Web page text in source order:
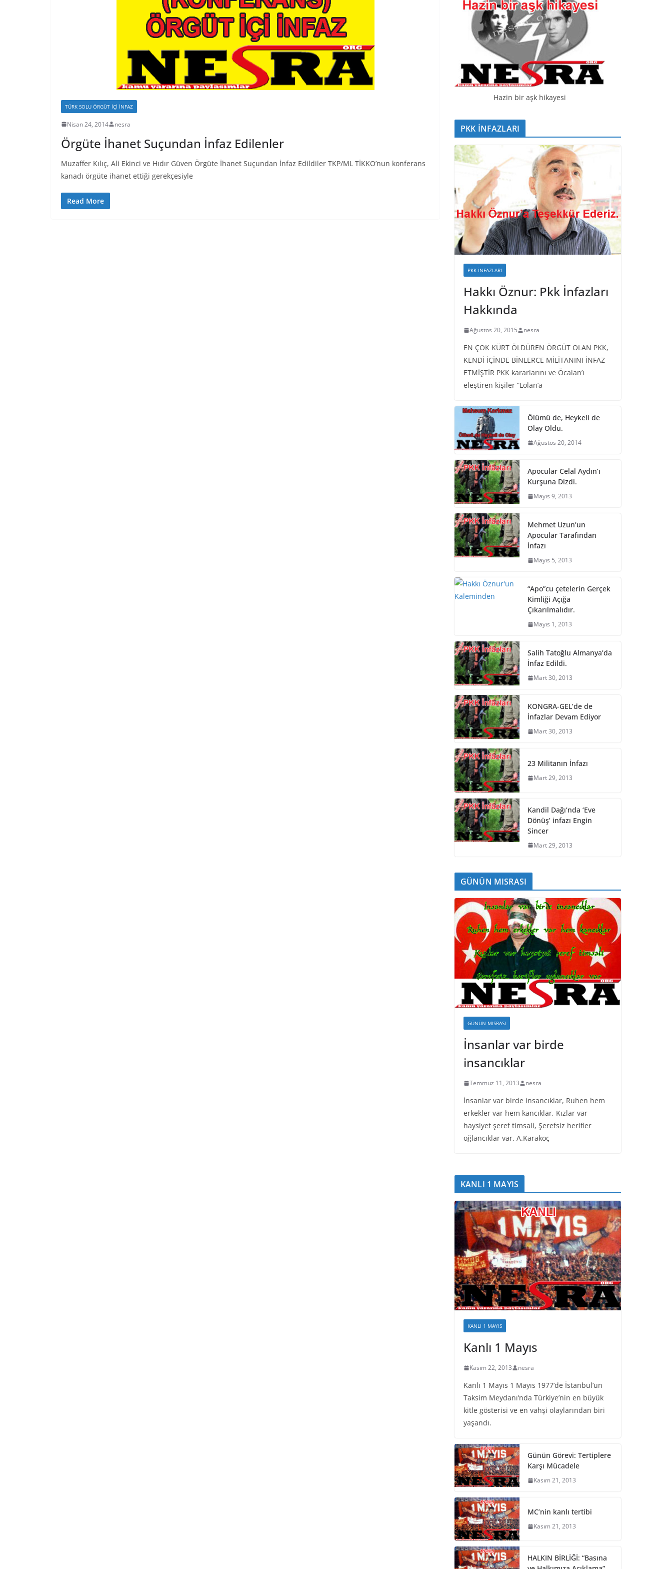
TÜRK SOLU ÖRGÜT İÇI İNFAZ
Nisan 24, 2014 nesra
Örgüte İhanet Suçundan İnfaz Edilenler
Muzaffer Kılıç, Ali Ekinci ve Hıdır Güven Örgüte İhanet Suçundan İnfaz Edildiler TKP/ML TİKKO’nun konferans
kanadı örgüte ihanet ettiği gerekçesiyle
Read More
Hazin bir aşk hikayesi
PKK İNFAZLARI
PKK İNFAZLARI
Hakkı Öznur: Pkk İnfazları
Hakkında
Ağustos 20, 2015 nesra
EN ÇOK KÜRT ÖLDÜREN ÖRGÜT OLAN PKK,
KENDİ İÇİNDE BİNLERCE MİLİTANINI İNFAZ
ETMİŞTİR PKK kararlarını ve Öcalan’ı
eleştiren kişiler “Lolan’a
Ölümü de, Heykeli de
Olay Oldu.
Ağustos 20, 2014
Apocular Celal Aydın’ı
Kurşuna Dizdi.
Mayıs 9, 2013
Mehmet Uzun’un
Apocular Tarafından
İnfazı
Mayıs 5, 2013
“Apo”cu çetelerin Gerçek
Kimliği Açığa
Çıkarılmalıdır.
Mayıs 1, 2013
Salih Tatoğlu Almanya’da
İnfaz Edildi.
Mart 30, 2013
KONGRA-GEL’de de
İnfazlar Devam Ediyor
Mart 30, 2013
23 Militanın İnfazı
Mart 29, 2013
Kandil Dağı’nda ‘Eve
Dönüş’ infazı Engin
Sincer
Mart 29, 2013
GÜNÜN MISRASI
GÜNÜN MISRASI
İnsanlar var birde
insancıklar
Temmuz 11, 2013 nesra
İnsanlar var birde insancıklar, Ruhen hem
erkekler var hem kancıklar, Kızlar var
haysiyet şeref timsali, Şerefsiz herifler
oğlancıklar var. A.Karakoç
KANLI 1 MAYIS
KANLI 1 MAYIS
Kanlı 1 Mayıs
Kasım 22, 2013 nesra
Kanlı 1 Mayıs 1 Mayıs 1977’de İstanbul’un
Taksim Meydanı’nda Türkiye’nin en büyük
kitle gösterisi ve en vahşi olaylarından biri
yaşandı.
Günün Görevi: Tertiplere
Karşı Mücadele
Kasım 21, 2013
MC’nin kanlı tertibi
Kasım 21, 2013
HALKIN BİRLİĞİ: “Basına